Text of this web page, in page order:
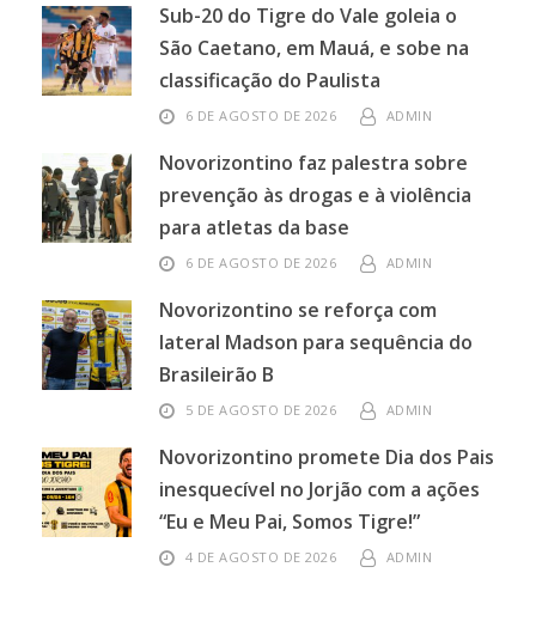
Sub-20 do Tigre do Vale goleia o
São Caetano, em Mauá, e sobe na
classificação do Paulista
6 DE AGOSTO DE 2026 ADMIN
Novorizontino faz palestra sobre
prevenção às drogas e à violência
para atletas da base
6 DE AGOSTO DE 2026 ADMIN
Novorizontino se reforça com
lateral Madson para sequência do
Brasileirão B
5 DE AGOSTO DE 2026 ADMIN
Novorizontino promete Dia dos Pais
inesquecível no Jorjão com a ações
“Eu e Meu Pai, Somos Tigre!”
4 DE AGOSTO DE 2026 ADMIN